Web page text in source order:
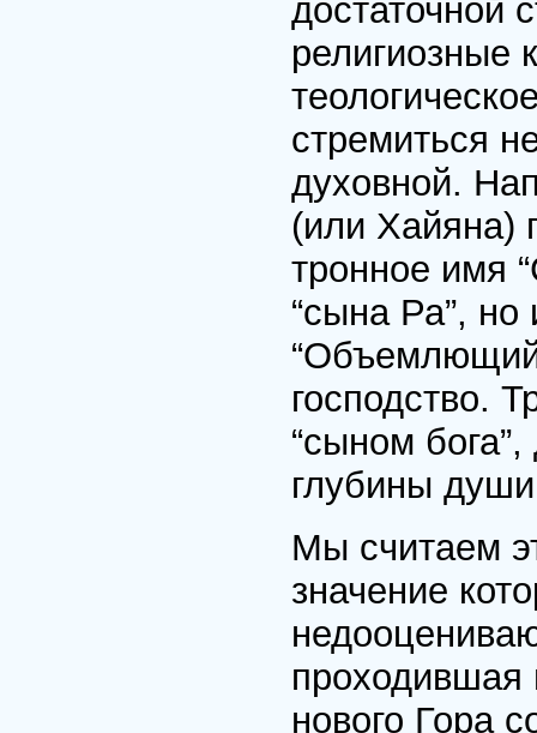
достаточной
религиозные
стремиться
духовной.
(или Хайяна)
тронное имя
“сына Ра”, но
господство.
“сыном
глубины
Мы считаем
значение
проходившая
нового Гора